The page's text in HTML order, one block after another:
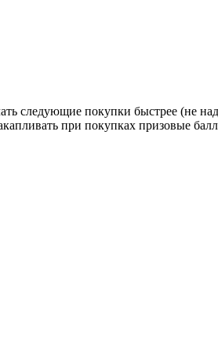
следующие покупки быстрее (не
при покупках призовые